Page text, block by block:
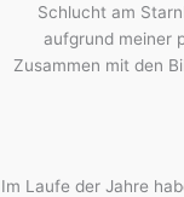
Schlucht am
aufgrund meiner
Zusammen mit den
Im Laufe der Jahre